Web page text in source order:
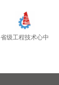
省级工程技术心中